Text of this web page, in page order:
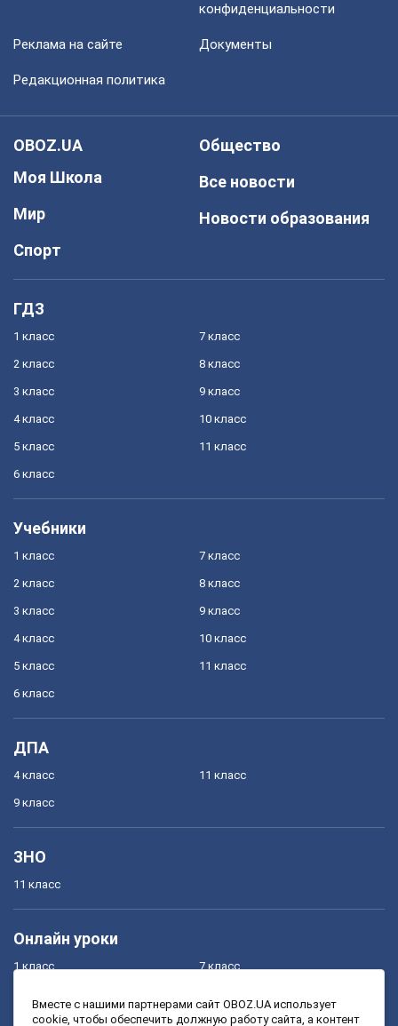
конфиденциальности
Реклама на сайте Документы
Редакционная политика
OBOZ.UA
Моя Школа
Мир
Спорт
Общество
Все новости
Новости образования
ГДЗ
1 класс
2 класс
3 класс
4 класс
5 класс
6 класс
7 класс
8 класс
9 класс
10 класс
11 класс
Учебники
1 класс
2 класс
3 класс
4 класс
5 класс
6 класс
7 класс
8 класс
9 класс
10 класс
11 класс
ДПА
4 класс
9 класс
11 класс
ЗНО
11 класс
Онлайн уроки
1 класс
3 класс
7 класс
9 класс
Вместе с нашими партнерами сайт OBOZ.UA использует
cookie, чтобы обеспечить должную работу сайта, а контент